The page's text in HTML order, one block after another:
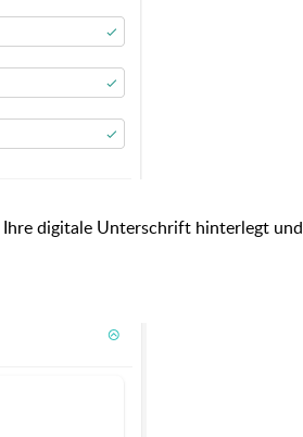
Ihre digitale Unterschrift hinterlegt und